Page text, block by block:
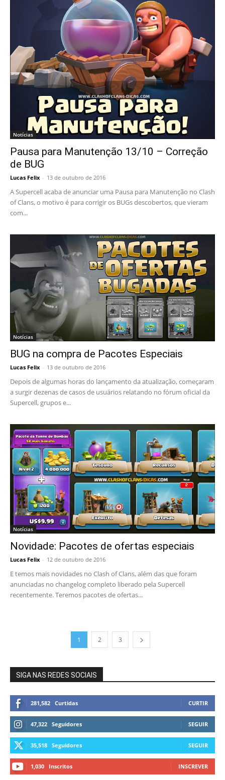
Notícias
Pausa para Manutenção 13/10 – Correção
de BUG
Lucas Felix - 13 de outubro de 2016
A Supercell acaba de anunciar uma Pausa para Manutenção no Clash
of Clans, o motivo é para corrigir os BUGs descobertos, que vieram
com...
Notícias
BUG na compra de Pacotes Especiais
Lucas Felix - 13 de outubro de 2016
Depois de algumas horas do lançamento da atualização, começaram
a surgir dezenas de casos de usuários relatando no fórum oficial da
Supercell, grupos e...
Notícias
Novidade: Pacotes de ofertas especiais
Lucas Felix - 12 de outubro de 2016
E temos mais novidades no Clash of Clans, além das que foram
anunciadas no changelog completo liberado pela Supercell
recentemente. Teremos pacotes de ofertas...
1 2 3
SIGA NAS REDES SOCIAIS
281,582 Curtidas CURTIR
47,322 Seguidores SEGUIR
35,518 Seguidores SEGUIR
1,030 Inscritos INSCREVER